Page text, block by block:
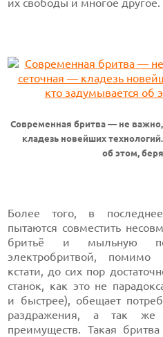
их свободы и многое другое.
Современная бритва — не
кладезь новейших
об этом,
Более того, в
пытаются совместить
бритьё и мыльную
электробритвой, помимо
кстати, до сих пор
станок, как это не
и быстрее), обещает
раздражения, а так же
преимуществ. Такая